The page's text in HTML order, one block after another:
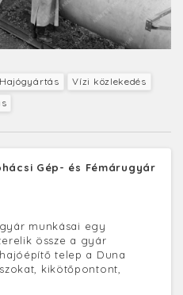
Hajógyártás
Vízi közlekedés
Gép- és Fémárugyár
munkásai egy
össze a gyár
telep a Duna
kikötőpontont,